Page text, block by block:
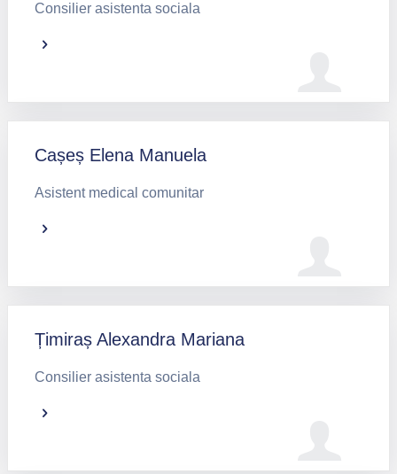
Consilier asistenta sociala
Cașeș Elena Manuela
Asistent medical comunitar
Țimiraș Alexandra Mariana
Consilier asistenta sociala